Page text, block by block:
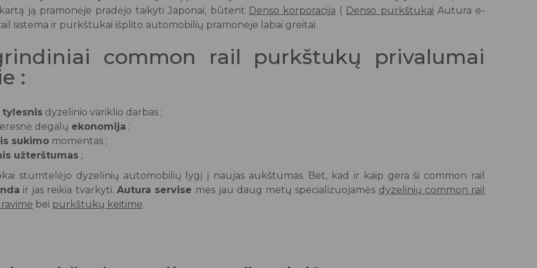
ją pramonėje pradėjo taikyti Japonai, būtent Denso korporacija ( Denso purkštukai Autura e-
sistema ir purkštukai išplito automobilių pramonėje labai greitai.
common rail purkštukų privalumai
:
tylesnis dyzelinio variklio darbas ;
degalų ekonomija ;
sukimo momentas ;
užterštumas ;
stumtelėjo dyzelinių automobilių lygį į naujas aukštumas. Bet, kad ir kaip gera ši common rail
ir jas reikia tvarkyti. Autura servise mes jau daug metų specializuojamės dyzelinių common rail
bei purkštukų keitime.